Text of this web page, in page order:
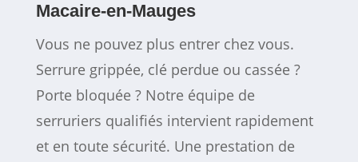
Macaire-en-Mauges
Vous ne pouvez plus entrer chez vous.
Serrure grippée, clé perdue ou cassée ?
Porte bloquée ? Notre équipe de
serruriers qualifiés intervient rapidement
et en toute sécurité. Une prestation de